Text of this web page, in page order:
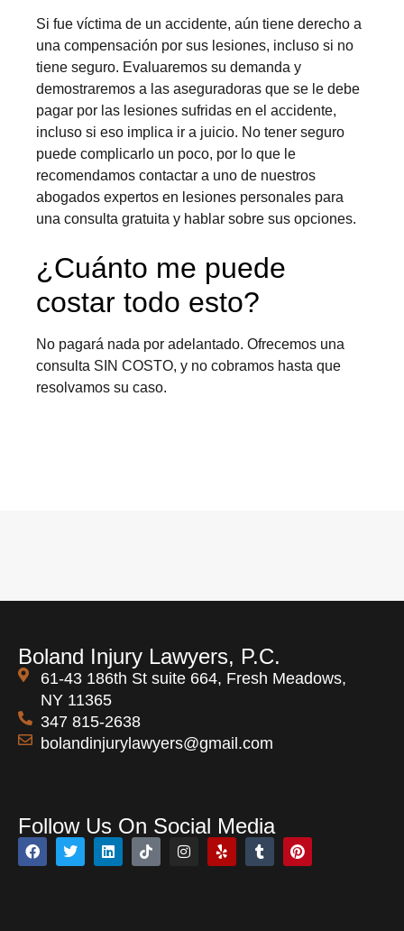
Si fue víctima de un accidente, aún tiene derecho a
una compensación por sus lesiones, incluso si no
tiene seguro. Evaluaremos su demanda y
demostraremos a las aseguradoras que se le debe
pagar por las lesiones sufridas en el accidente,
incluso si eso implica ir a juicio. No tener seguro
puede complicarlo un poco, por lo que le
recomendamos contactar a uno de nuestros
abogados expertos en lesiones personales para
una consulta gratuita y hablar sobre sus opciones.
¿Cuánto me puede
costar todo esto?
No pagará nada por adelantado. Ofrecemos una
consulta SIN COSTO, y no cobramos hasta que
resolvamos su caso.
Boland Injury Lawyers, P.C.
61-43 186th St suite 664, Fresh Meadows,
NY 11365
347 815-2638
bolandinjurylawyers@gmail.com
Follow Us On Social Media